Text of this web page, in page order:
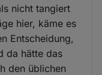
nicht tangiert
hier, käme es
Entscheidung,
da hätte das
den üblichen